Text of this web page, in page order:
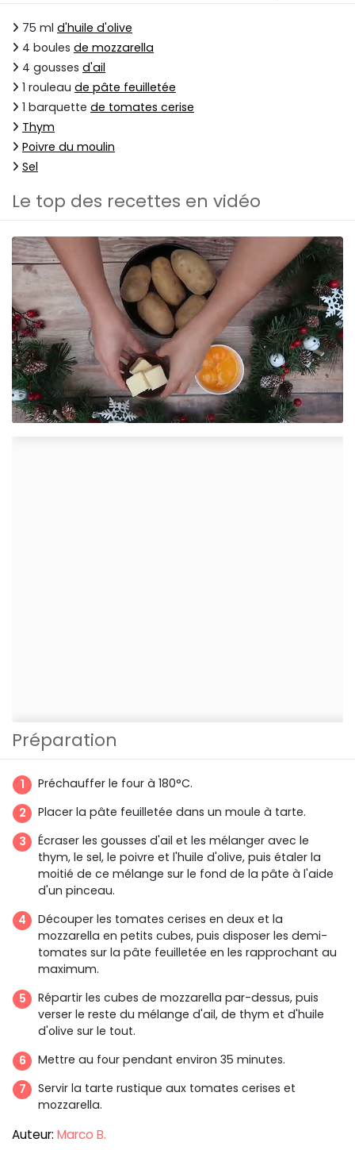
75 ml d'huile d'olive
4 boules de mozzarella
4 gousses d'ail
1 rouleau de pâte feuilletée
1 barquette de tomates cerise
Thym
Poivre du moulin
Sel
Le top des recettes en vidéo
Préparation
Préchauffer le four à 180°C.
Placer la pâte feuilletée dans un moule à tarte.
Écraser les gousses d'ail et les mélanger avec le
thym, le sel, le poivre et l'huile d'olive, puis étaler la
moitié de ce mélange sur le fond de la pâte à l'aide
d'un pinceau.
Découper les tomates cerises en deux et la
mozzarella en petits cubes, puis disposer les demi-
tomates sur la pâte feuilletée en les rapprochant au
maximum.
Répartir les cubes de mozzarella par-dessus, puis
verser le reste du mélange d'ail, de thym et d'huile
d'olive sur le tout.
Mettre au four pendant environ 35 minutes.
Servir la tarte rustique aux tomates cerises et
mozzarella.
Auteur: Marco B.